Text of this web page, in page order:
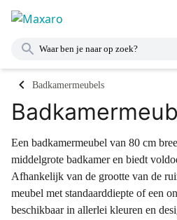
Badkamermeubels
Een badkamermeubel van 80 cm
middelgrote badkamer en biedt
Afhankelijk van de grootte van de
meubel met standaarddiepte of een
beschikbaar in allerlei kleuren en